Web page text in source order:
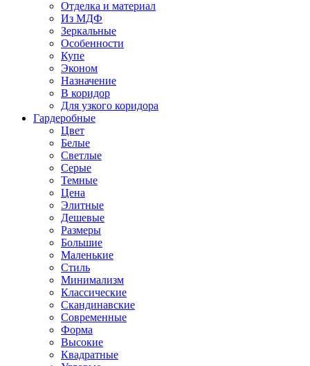
Отделка и материал
Из МДФ
Зеркальные
Особенности
Купе
Эконом
Назначение
В коридор
Для узкого коридора
Гардеробные
Цвет
Белые
Светлые
Серые
Темные
Цена
Элитные
Дешевые
Размеры
Большие
Маленькие
Стиль
Минимализм
Классические
Скандинавские
Современные
Форма
Высокие
Квадратные